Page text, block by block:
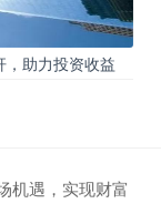
助力投资收益
机遇，实现财富